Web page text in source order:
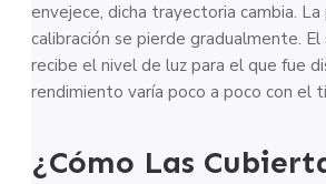
envejece, dicha trayectoria cambia. La
calibración se pierde gradualmente. El
recibe el nivel de luz para el que fue
rendimiento varía poco a poco con el
¿Cómo Las